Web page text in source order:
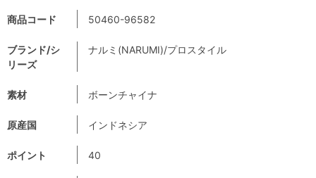
商品コード 50460-96582
ブランド/シ
リーズ
ナルミ(NARUMI)/プロスタイル
素材 ボーンチャイナ
原産国 インドネシア
ポイント 40